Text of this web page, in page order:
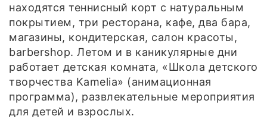
находятся теннисный корт с натуральным
покрытием, три ресторана, кафе, два бара,
магазины, кондитерская, салон красоты,
barbershop. Летом и в каникулярные дни
работает детская комната, «Школа детского
творчества Kamelia» (анимационная
программа), развлекательные мероприятия
для детей и взрослых.